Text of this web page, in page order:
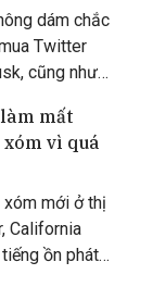
dám chắc
Twitter
cũng như
việc
giả phát tán.
mất
vì quá
xóm mới ở thị
California
ồn phát